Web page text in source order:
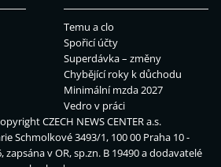
Temu a clo
Spořicí účty
Superdávka – změny
Chybějící roky k důchodu
Minimální mzda 2027
Vedro v práci
CZECH NEWS CENTER a.s.
Schmolkové 3493/1, 100 00 Praha 10 -
zapsána v OR, sp.zn. B 19490 a dodavatelé